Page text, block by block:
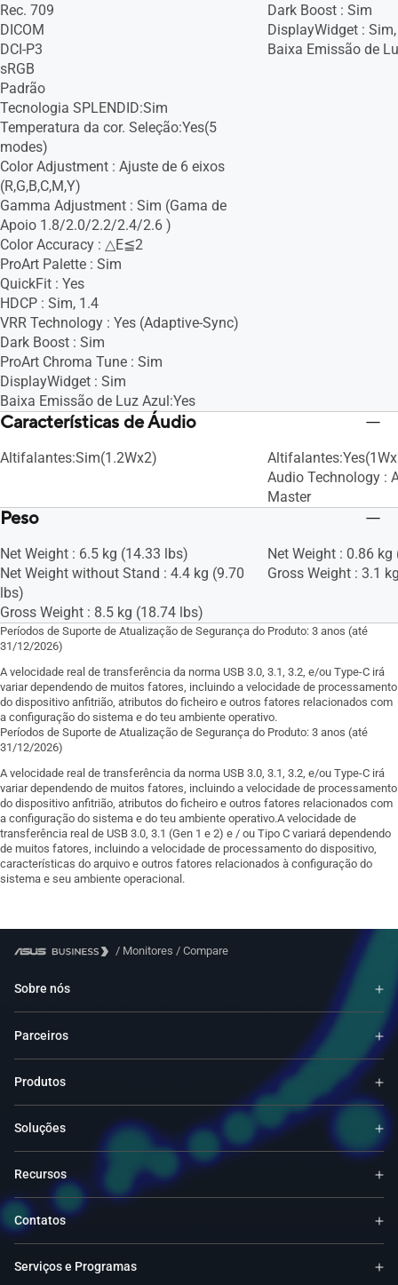
Rec. 709
DICOM
DCI-P3
sRGB
Padrão
Tecnologia SPLENDID:Sim
Temperatura da cor. Seleção:Yes(5
modes)
Color Adjustment : Ajuste de 6 eixos
(R,G,B,C,M,Y)
Gamma Adjustment : Sim (Gama de
Apoio 1.8/2.0/2.2/2.4/2.6 )
Color Accuracy : △E≦2
ProArt Palette : Sim
QuickFit : Yes
HDCP : Sim, 1.4
VRR Technology : Yes (Adaptive-Sync)
Dark Boost : Sim
ProArt Chroma Tune : Sim
DisplayWidget : Sim
Baixa Emissão de Luz Azul:Yes
Dark Boost : Sim
DisplayWidget :
Baixa Emissão de
Características de Áudio
Altifalantes:Sim(1.2Wx2)
Audio Technology :
Master
Peso
Net Weight : 6.5 kg (14.33 lbs)
Net Weight without Stand : 4.4 kg (9.70
lbs)
Gross Weight : 8.5 kg (18.74 lbs)
Net Weight : 0.86
Gross Weight : 3.1
Períodos de Suporte de Atualização de Segurança do Produto: 3 anos (até
31/12/2026)
A velocidade real de transferência da norma USB 3.0, 3.1, 3.2, e/ou Type-C irá
variar dependendo de muitos fatores, incluindo a velocidade de processamento
do dispositivo anfitrião, atributos do ficheiro e outros fatores relacionados com
a configuração do sistema e do teu ambiente operativo.
Períodos de Suporte de Atualização de Segurança do Produto: 3 anos (até
31/12/2026)
A velocidade real de transferência da norma USB 3.0, 3.1, 3.2, e/ou Type-C irá
variar dependendo de muitos fatores, incluindo a velocidade de processamento
do dispositivo anfitrião, atributos do ficheiro e outros fatores relacionados com
a configuração do sistema e do teu ambiente operativo.A velocidade de
transferência real de USB 3.0, 3.1 (Gen 1 e 2) e / ou Tipo C variará dependendo
de muitos fatores, incluindo a velocidade de processamento do dispositivo,
características do arquivo e outros fatores relacionados à configuração do
sistema e seu ambiente operacional.
/ Monitores / Compare
Sobre nós
Parceiros
Produtos
Soluções
Recursos
Contatos
Serviços e Programas